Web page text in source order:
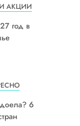
АКЦИИ
год в
6